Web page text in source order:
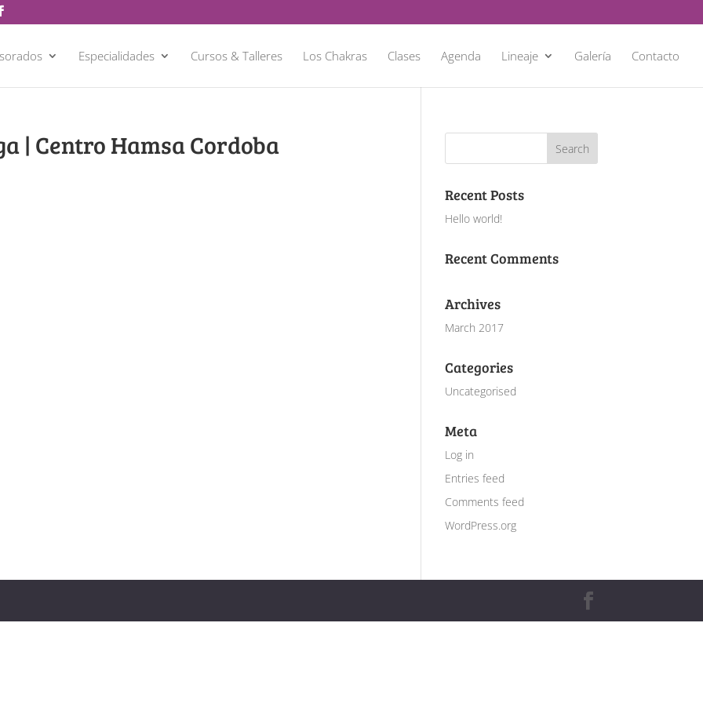
Especialidades Cursos & Talleres Los Chakras Clases Agenda Lineaje Galería Contacto
| Centro Hamsa Cordoba
Recent Posts
Hello world!
Recent Comments
Archives
March 2017
Categories
Uncategorised
Meta
Log in
Entries feed
Comments feed
WordPress.org